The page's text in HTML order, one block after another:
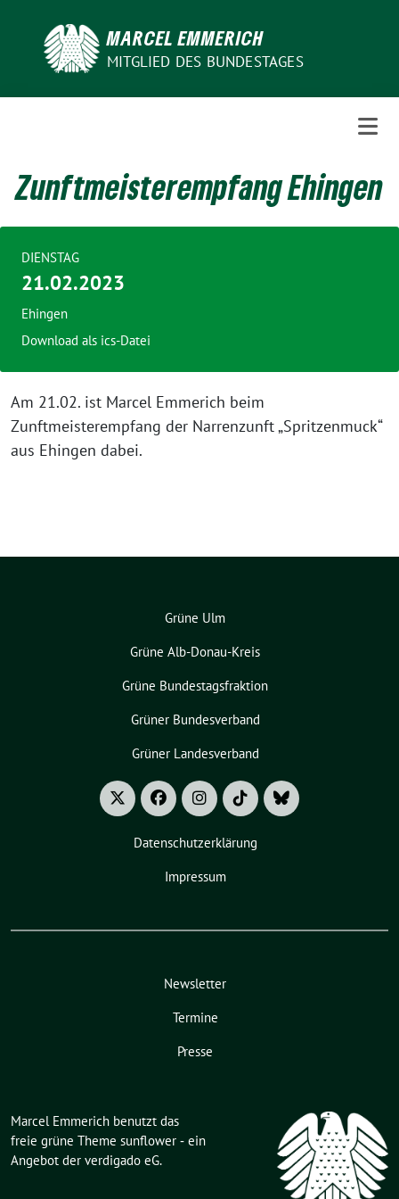
MARCEL EMMERICH
MITGLIED DES BUNDESTAGES
Zunftmeisterempfang Ehingen
Am 21.02. ist Marcel Emmerich beim
Zunftmeisterempfang der Narrenzunft „Spritzenmuck“
aus Ehingen dabei.
DIENSTAG
21.02.2023
Ehingen
Download als ics-Datei
Grüne Ulm
Grüne Alb-Donau-Kreis
Grüne Bundestagsfraktion
Grüner Bundesverband
Grüner Landesverband
Datenschutzerklärung
Impressum
Newsletter
Termine
Presse
Marcel Emmerich benutzt das
freie grüne Theme sunflower ‐ ein
Angebot der verdigado eG.